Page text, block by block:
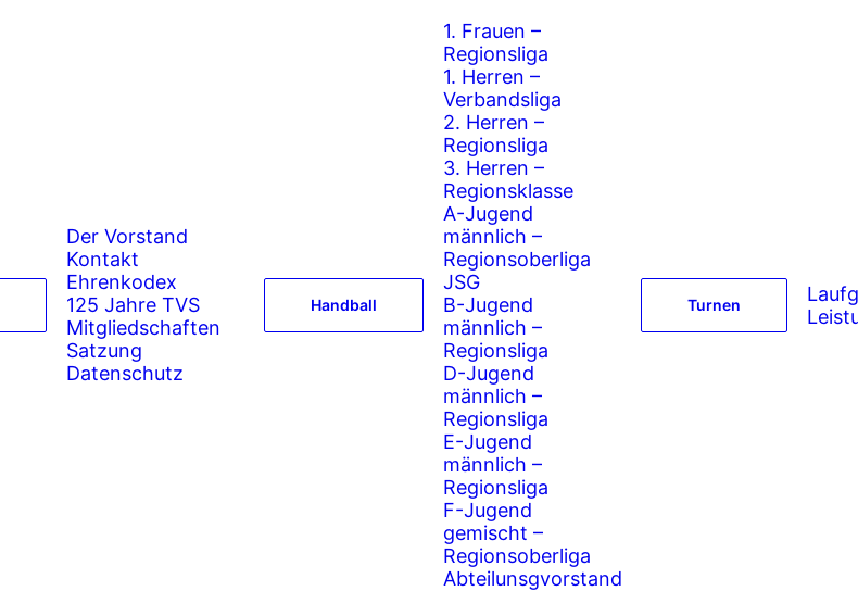
Der Vorstand
Kontakt
Ehrenkodex
125 Jahre TVS
Mitgliedschaften
Satzung
Datenschutz
Handball
1. Frauen –
Regionsliga
1. Herren –
Verbandsliga
2. Herren –
Regionsliga
3. Herren –
Regionsklasse
A-Jugend
männlich –
Regionsoberliga
JSG
B-Jugend
männlich –
Regionsliga
D-Jugend
männlich –
Regionsliga
E-Jugend
männlich –
Regionsliga
F-Jugend
gemischt –
Regionsoberliga
Abteilunsgvorstand
Turnen